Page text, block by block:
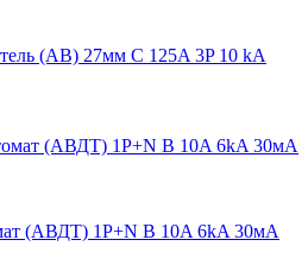
(АВ) 27мм C 125A 3P 10 kA
(АВДТ) 1P+N B 10A 6kA 30мА